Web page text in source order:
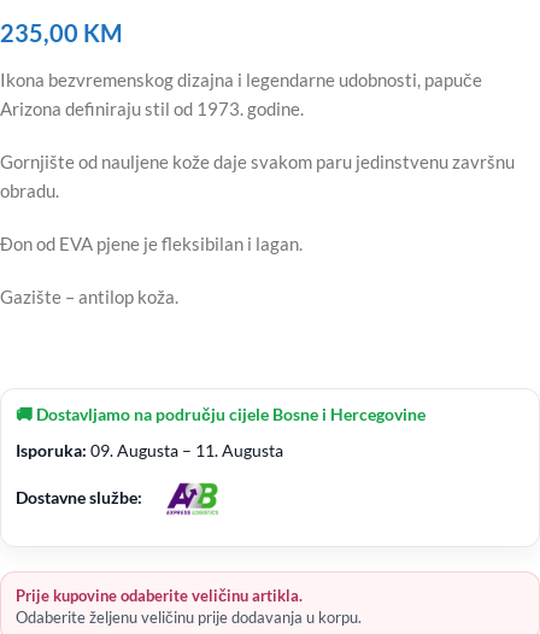
235,00 KM
Ikona bezvremenskog dizajna i legendarne udobnosti, papuče
Arizona definiraju stil od 1973. godine.
Gornjište od nauljene kože daje svakom paru jedinstvenu završnu
obradu.
Đon od EVA pjene je fleksibilan i lagan.
Gazište – antilop koža.
🚚 Dostavljamo na području cijele Bosne i Hercegovine
Isporuka: 09. Augusta – 11. Augusta
Dostavne službe:
Prije kupovine odaberite veličinu artikla.
Odaberite željenu veličinu prije dodavanja u korpu.